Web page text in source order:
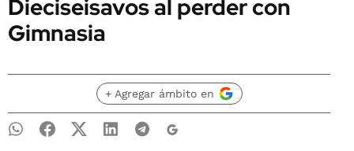
Dieciseisavos al perder con
Gimnasia
+ Agregar ámbito en